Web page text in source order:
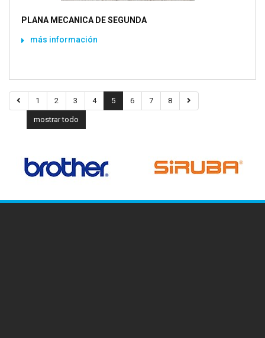
PLANA MECANICA DE SEGUNDA
más información
1 2 3 4 5 6 7 8
mostrar todo